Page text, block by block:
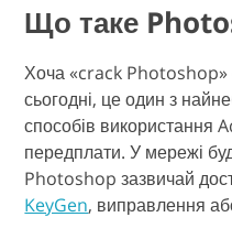
Що таке
Хоча «crack
сьогодні, це один з
способів використання
передплати. У мережі
Photoshop зазвичай
KeyGen, виправлення